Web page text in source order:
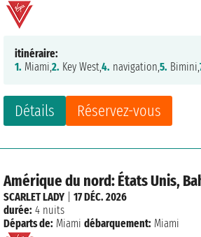
Détails Réservez-vous
itinéraire:
1. Miami,2. Key West,4. navigation,5. Bimini,
Amérique du nord: États Unis,
SCARLET LADY |17 DÉC. 2026
durée: 4 nuits
Départs de: Miami débarquement: Miami